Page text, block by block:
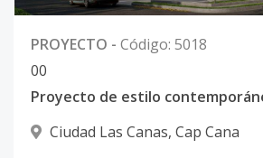
PROYECTO - Código: 5018
00
Ciudad Las Canas, Cap Cana